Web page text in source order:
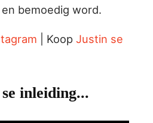
bemoedig word.
| Koop Justin se
inleiding...